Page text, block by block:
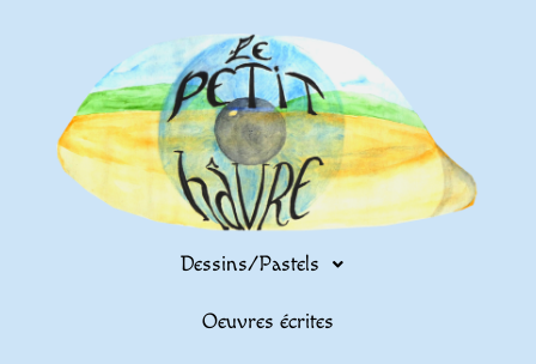
Dessins/Pastels
Oeuvres écrites